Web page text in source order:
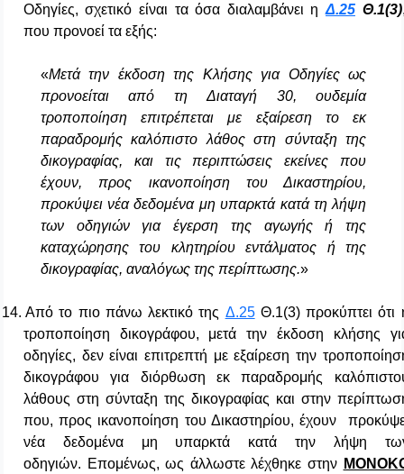
Οδηγίες, σχετικό είναι τα όσα διαλαμβάνει ηΔ.25Θ.1(3)
που προνοεί τα εξής:
«Μετά την έκδοση της Κλήσης για Οδηγίες ως
προνοείται από τη Διαταγή 30, ουδεμία
τροποποίηση επιτρέπεται με εξαίρεση το εκ
παραδρομής καλόπιστο λάθος στη σύνταξη της
δικογραφίας, και τις περιπτώσεις εκείνες που
έχουν, προς ικανοποίηση του Δικαστηρίου,
προκύψει νέα δεδομένα μη υπαρκτά κατά τη λήψη
των οδηγιών για έγερση της αγωγής ή της
καταχώρησης του κλητηρίου εντάλματος ή της
δικογραφίας, αναλόγως της περίπτωσης.»
14. Από το πιο πάνω λεκτικό της Δ.25 Θ.1(3) προκύπτει ότι
τροποποίηση δικογράφου, μετά την έκδοση κλήσης
οδηγίες, δεν είναι επιτρεπτή με εξαίρεση την
δικογράφου για διόρθωση εκ παραδρομής
λάθους στη σύνταξη της δικογραφίας και στην
που, προς ικανοποίηση του Δικαστηρίου, έχουν
νέα δεδομένα μη υπαρκτά κατά την λήψη
οδηγιών. Επομένως, ως άλλωστε λέχθηκε στην